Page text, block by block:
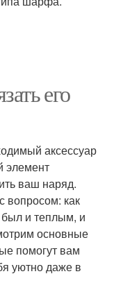
его
аксессуар
элемент
ваш наряд.
вопросом: как
и теплым, и
основные
помогут вам
уютно даже в